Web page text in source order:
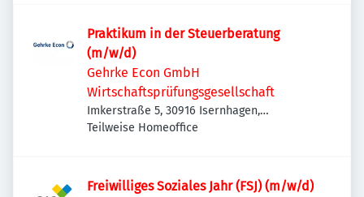
Praktikum in der Steuerberatung
(m/w/d)
Gehrke Econ GmbH
Wirtschaftsprüfungsgesellschaft
Imkerstraße 5, 30916 Isernhagen,
Deutschland
Teilweise Homeoffice
Freiwilliges Soziales Jahr (FSJ) (m/w/d)